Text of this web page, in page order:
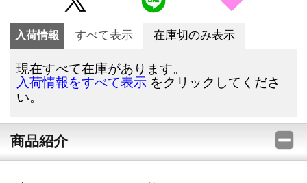
入荷情報 すべて表示 在庫切のみ表示
現在すべて在庫があります。
入荷情報をすべて表示 をクリックしてくださ
い。
商品紹介